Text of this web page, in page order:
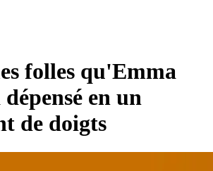
folles qu'Emma
en un
de doigts